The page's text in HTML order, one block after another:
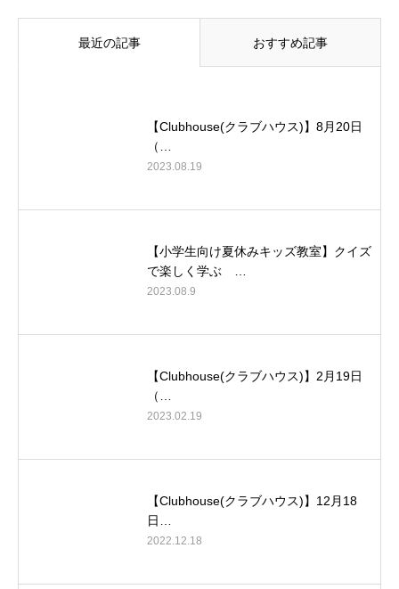
最近の記事 おすすめ記事
【Clubhouse(クラブハウス)】8月20日
（…
2023.08.19
【小学生向け夏休みキッズ教室】クイズ
で楽しく学ぶ …
2023.08.9
【Clubhouse(クラブハウス)】2月19日
（…
2023.02.19
【Clubhouse(クラブハウス)】12月18
日…
2022.12.18